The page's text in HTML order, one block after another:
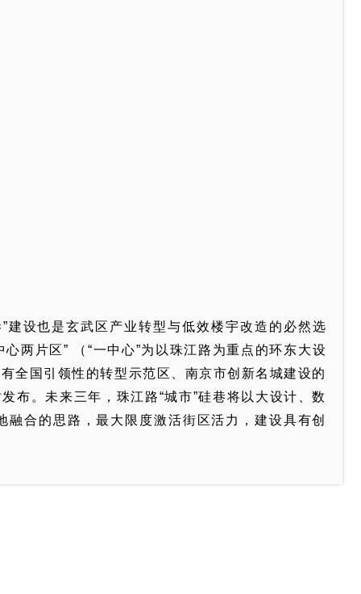
建设也是玄武区产业转型与低效楼宇改造的必然选
两片区” （“一中心”为以珠江路为重点的环东大设
全国引领性的转型示范区、南京市创新名城建设的
布。未来三年，珠江路“城市”硅巷将以大设计、数
融合的思路，最大限度激活街区活力，建设具有创